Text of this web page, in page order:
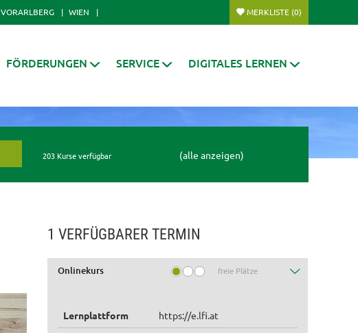
VORARLBERG WIEN MERKLISTE (0)
FÖRDERUNGEN SERVICE DIGITALES LERNEN
203 Kurse verfügbar (alle anzeigen)
1 VERFÜGBARER TERMIN
Onlinekurs freie Plätze
Lernplattform https://e.lfi.at